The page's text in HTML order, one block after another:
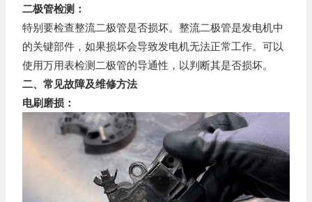
二极管检测：
特别要检查整流二极管是否损坏。整流二极管是发电机中
的关键部件，如果损坏会导致发电机无法正常工作。可以
使用万用表检测二极管的导通性，以判断其是否损坏。
二、常见故障及维修方法
电刷磨损：